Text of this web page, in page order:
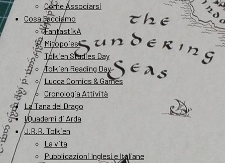
Come Associarsi
Cosa Facciamo
FantastikA
Mitopoiesi
Tolkien Studies Day
Tolkien Reading Day
Lucca Comics & Games
Cronologia Attività
La Tana del Drago
I Quaderni di Arda
J.R.R. Tolkien
La vita
Pubblicazioni Inglesi e Italiane